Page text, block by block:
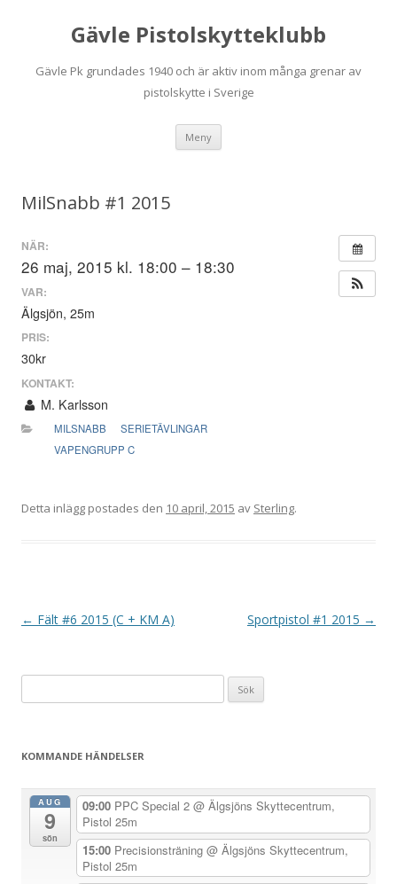
Gävle Pistolskytteklubb
Gävle Pk grundades 1940 och är aktiv inom många grenar av
pistolskytte i Sverige
Meny
MilSnabb #1 2015
NÄR:
26 maj, 2015 kl. 18:00 – 18:30
VAR:
Älgsjön, 25m
PRIS:
30kr
KONTAKT:
M. Karlsson
MILSNABB
SERIETÄVLINGAR
VAPENGRUPP C
Detta inlägg postades den 10 april, 2015 av Sterling.
I
n
← Fält #6 2015 (C + KM A) Sportpistol #1 2015 →
efter:
KOMMANDE HÄNDELSER
AUG
9
sön
09:00 PPC Special 2 @ Älgsjöns Skyttecentrum,
Pistol 25m
15:00 Precisionsträning @ Älgsjöns Skyttecentrum,
Pistol 25m